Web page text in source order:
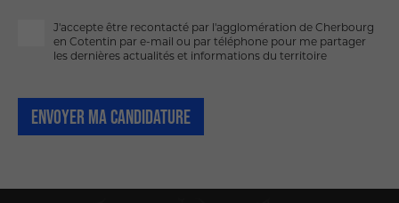
J'accepte être recontacté par l'agglomération de Cherbourg
en Cotentin par e-mail ou par téléphone pour me partager
les dernières actualités et informations du territoire
ENVOYER MA CANDIDATURE